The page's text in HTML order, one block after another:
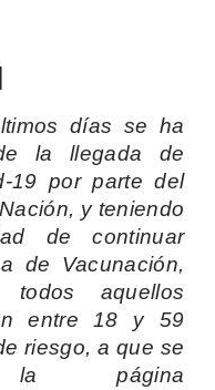
días se ha
la llegada de
19 por parte del
y teniendo
de continuar
de Vacunación,
aquellos
entre 18 y 59
riesgo, a que se
página